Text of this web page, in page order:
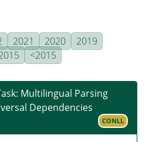
2021 2020
2019
<2015
Multilingual Parsing
Dependencies
CONLL